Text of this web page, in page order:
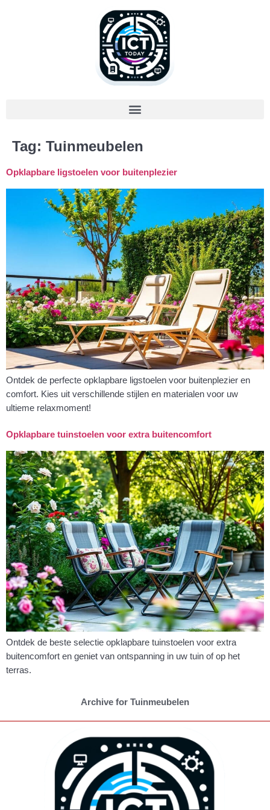
Tag: Tuinmeubelen
Opklapbare ligstoelen voor buitenplezier
Ontdek de perfecte opklapbare ligstoelen voor buitenplezier en
comfort. Kies uit verschillende stijlen en materialen voor uw
ultieme relaxmoment!
Opklapbare tuinstoelen voor extra buitencomfort
Ontdek de beste selectie opklapbare tuinstoelen voor extra
buitencomfort en geniet van ontspanning in uw tuin of op het
terras.
Archive for Tuinmeubelen